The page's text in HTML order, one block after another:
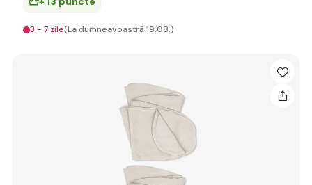
3 - 7 zile(La dumneavoastră 19.08.)